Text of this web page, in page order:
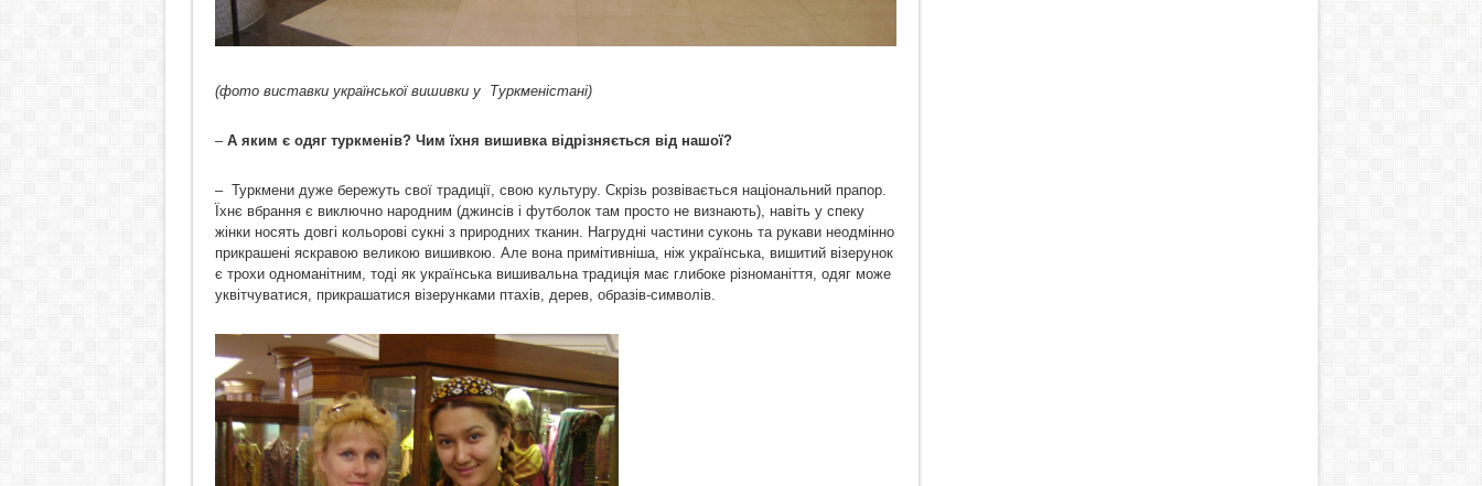
(фото виставки української вишивки у Туркменістані)
– А яким є одяг туркменів? Чим їхня вишивка відрізняється від нашої?
– Туркмени дуже бережуть свої традиції, свою культуру. Скрізь розвівається національний прапор.
Їхнє вбрання є виключно народним (джинсів і футболок там просто не визнають), навіть у спеку
жінки носять довгі кольорові сукні з природних тканин. Нагрудні частини суконь та рукави неодмінно
прикрашені яскравою великою вишивкою. Але вона примітивніша, ніж українська, вишитий візерунок
є трохи одноманітним, тоді як українська вишивальна традиція має глибоке різноманіття, одяг може
уквітчуватися, прикрашатися візерунками птахів, дерев, образів-символів.